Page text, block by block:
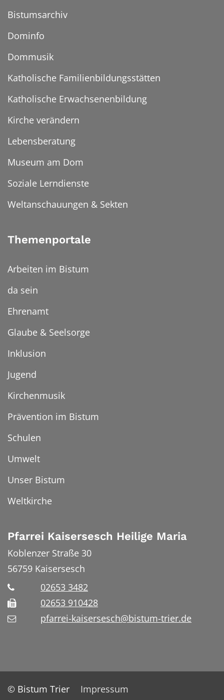
Bistumsarchiv
Dominfo
Dommusik
Katholische Familienbildungsstätten
Katholische Erwachsenenbildung
Kirche verändern
Lebensberatung
Museum am Dom
Soziale Lerndienste
Weltanschauungen & Sekten
Themenportale
Arbeiten im Bistum
da sein
Ehrenamt
Glaube & Seelsorge
Inklusion
Jugend
Kirchenmusik
Prävention im Bistum
Schulen
Umwelt
Unser Bistum
Weltkirche
Pfarrei Kaisersesch Heilige Maria
Koblenzer Straße 30
56759 Kaisersesch
02653 3482
02653 910428
pfarrei-kaisersesch@bistum-trier.de
© Bistum Trier
Impressum